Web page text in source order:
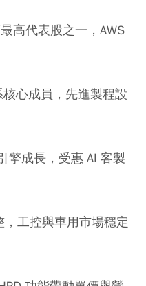
高代表股之一，AWS
心成員，先進製程設
擎成長，受惠 AI 客製
，工控與車用市場穩定